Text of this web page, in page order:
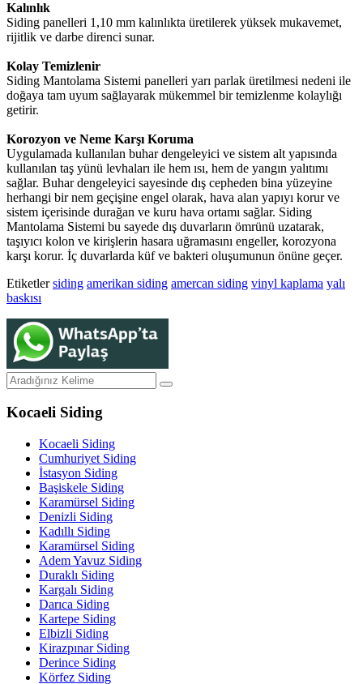
Kalınlık
Siding panelleri 1,10 mm kalınlıkta üretilerek yüksek mukavemet,
rijitlik ve darbe direnci sunar.
Kolay Temizlenir
Siding Mantolama Sistemi panelleri yarı parlak üretilmesi nedeni ile
doğaya tam uyum sağlayarak mükemmel bir temizlenme kolaylığı
getirir.
Korozyon ve Neme Karşı Koruma
Uygulamada kullanılan buhar dengeleyici ve sistem alt yapısında
kullanılan taş yünü levhaları ile hem ısı, hem de yangın yalıtımı
sağlar. Buhar dengeleyici sayesinde dış cepheden bina yüzeyine
herhangi bir nem geçişine engel olarak, hava alan yapıyı korur ve
sistem içerisinde durağan ve kuru hava ortamı sağlar. Siding
Mantolama Sistemi bu sayede dış duvarların ömrünü uzatarak,
taşıyıcı kolon ve kirişlerin hasara uğramasını engeller, korozyona
karşı korur. İç duvarlarda küf ve bakteri oluşumunun önüne geçer.
Etiketler siding amerikan siding amercan siding vinyl kaplama yalı
baskısı
Kocaeli Siding
Kocaeli Siding
Cumhuriyet Siding
İstasyon Siding
Başiskele Siding
Karamürsel Siding
Denizli Siding
Kadıllı Siding
Karamürsel Siding
Adem Yavuz Siding
Duraklı Siding
Kargalı Siding
Darıca Siding
Kartepe Siding
Elbizli Siding
Kirazpınar Siding
Derince Siding
Körfez Siding